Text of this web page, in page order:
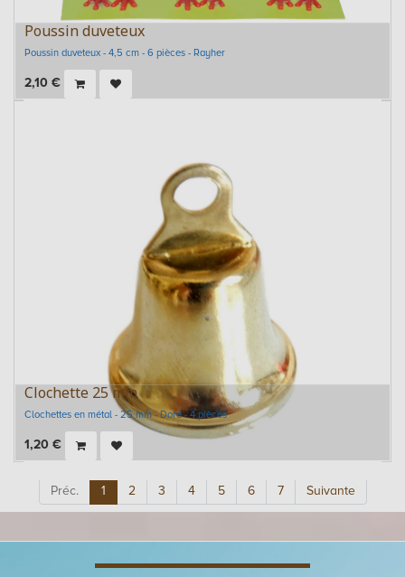
Poussin duveteux
Poussin duveteux - 4,5 cm - 6 pièces - Rayher
2,10 €
Clochette 25 mm
Clochettes en métal - 25 mm - Doré - 4 pièces
1,20 €
Préc. 1 2 3 4 5 6 7 Suivante